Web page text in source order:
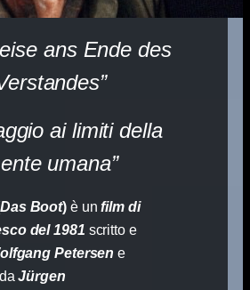
ans Ende des
s”
ai limiti della
umana”
Das Boot) è unfilm di
del 1981 scritto e
Petersen e
Jürgen